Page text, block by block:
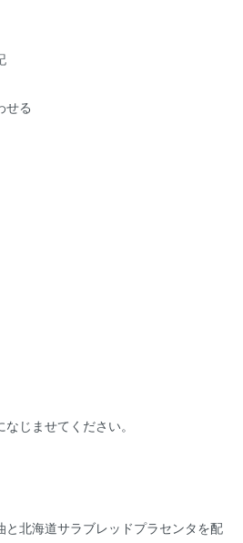
せる
じませてください。
と北海道サラブレッドプラセンタを配